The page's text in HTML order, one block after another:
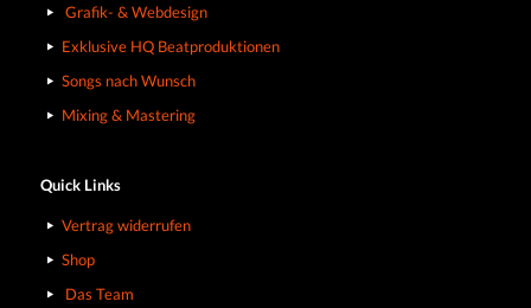
Grafik- & Webdesign
Exklusive HQ Beatproduktionen
Songs nach Wunsch
Mixing & Mastering
Quick Links
Vertrag widerrufen
Shop
Das Team